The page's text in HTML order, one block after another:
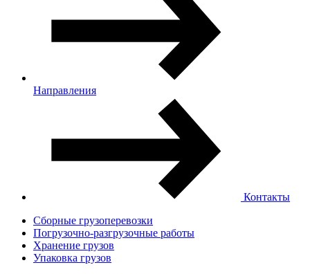
Направления
Контакты
Сборные грузоперевозки
Погрузочно-разгрузочные работы
Хранение грузов
Упаковка грузов